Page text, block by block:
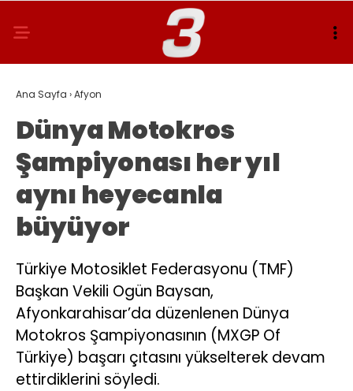
Ana Sayfa ›Afyon
Dünya Motokros
Şampiyonası her yıl
aynı heyecanla
büyüyor
Türkiye Motosiklet Federasyonu (TMF)
Başkan Vekili Ogün Baysan,
Afyonkarahisar’da düzenlenen Dünya
Motokros Şampiyonasının (MXGP Of
Türkiye) başarı çıtasını yükselterek devam
ettirdiklerini söyledi.